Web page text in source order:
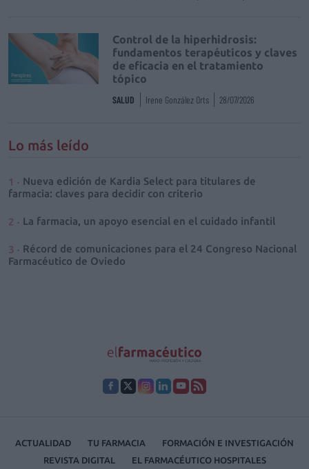
Control de la hiperhidrosis:
fundamentos terapéuticos y claves
de eficacia en el tratamiento
tópico
SALUD Irene González Orts 28/07/2026
Lo más leído
Nueva edición de Kardia Select para titulares de
farmacia: claves para decidir con criterio
La farmacia, un apoyo esencial en el cuidado infantil
Récord de comunicaciones para el 24 Congreso Nacional
Farmacéutico de Oviedo
ACTUALIDAD TU FARMACIA
FORMACIÓN E INVESTIGACIÓN
REVISTA DIGITAL
EL FARMACÉUTICO HOSPITALES